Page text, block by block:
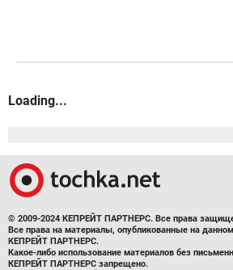
Loading...
© 2009-2024 КЕПРЕЙТ ПАРТНЕРС. Все права
Все права на материалы, опубликованные на
КЕПРЕЙТ ПАРТНЕРС.
Какое-либо использование материалов без
КЕПРЕЙТ ПАРТНЕРС запрещено.